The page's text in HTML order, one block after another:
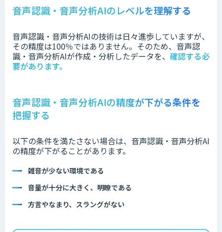
音声認識・音声分析AIのレベルを理解する
音声認識・音声分析AIの技術は日々進歩していますが、
その精度は100％ではありません。そのため、音声認
識・音声分析AIが作成・分析したデータを、 確認する必
要があります。
音声認識・音声分析AIの精度が下がる条件を
把握する
以下の条件を満たさない場合は、音声認識・音声分析AI
の精度が下がることがあります。
雑音が少ない環境である
音量が十分に大きく、明瞭である
方言やなまり、スラングがない